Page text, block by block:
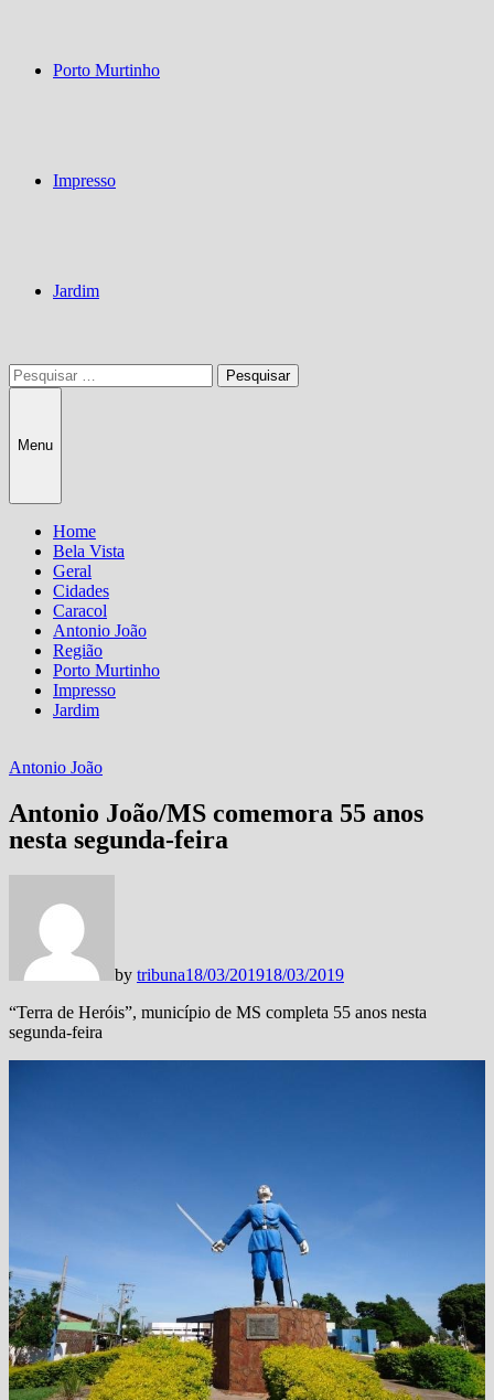
Porto Murtinho
Impresso
Jardim
Pesquisar
por:
Menu
Home
Bela Vista
Geral
Cidades
Caracol
Antonio João
Região
Porto Murtinho
Impresso
Jardim
Antonio João
Antonio João/MS comemora 55 anos
nesta segunda-feira
by tribuna18/03/201918/03/2019
“Terra de Heróis”, município de MS completa 55 anos nesta
segunda-feira